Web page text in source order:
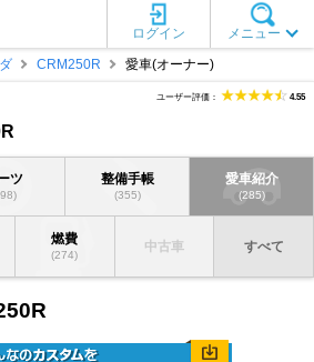
メニュー
ログイン
CRM250R 愛車(オーナー)
ユーザー評価： 4.55
ツ 整備手帳
(355)
愛車紹介
(285)
燃費
(274)
中古車 すべて